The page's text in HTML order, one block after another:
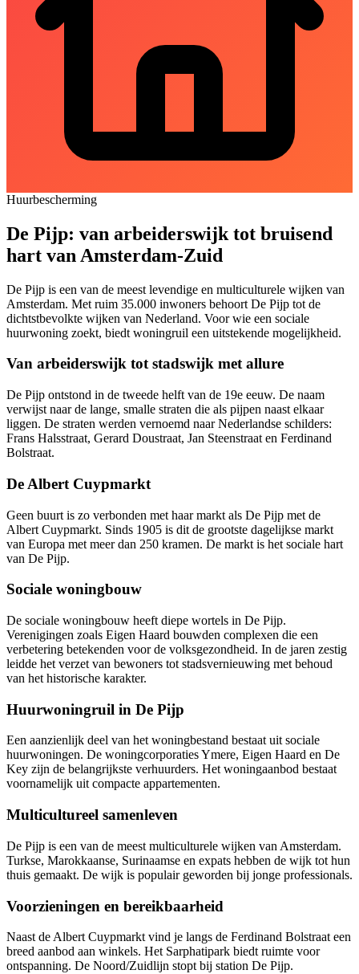
Huurbescherming
De Pijp: van arbeiderswijk tot bruisend
hart van Amsterdam-Zuid
De Pijp is een van de meest levendige en multiculturele wijken van
Amsterdam. Met ruim 35.000 inwoners behoort De Pijp tot de
dichtstbevolkte wijken van Nederland. Voor wie een sociale
huurwoning zoekt, biedt woningruil een uitstekende mogelijkheid.
Van arbeiderswijk tot stadswijk met allure
De Pijp ontstond in de tweede helft van de 19e eeuw. De naam
verwijst naar de lange, smalle straten die als pijpen naast elkaar
liggen. De straten werden vernoemd naar Nederlandse schilders:
Frans Halsstraat, Gerard Doustraat, Jan Steenstraat en Ferdinand
Bolstraat.
De Albert Cuypmarkt
Geen buurt is zo verbonden met haar markt als De Pijp met de
Albert Cuypmarkt. Sinds 1905 is dit de grootste dagelijkse markt
van Europa met meer dan 250 kramen. De markt is het sociale hart
van De Pijp.
Sociale woningbouw
De sociale woningbouw heeft diepe wortels in De Pijp.
Verenigingen zoals Eigen Haard bouwden complexen die een
verbetering betekenden voor de volksgezondheid. In de jaren zestig
leidde het verzet van bewoners tot stadsvernieuwing met behoud
van het historische karakter.
Huurwoningruil in De Pijp
Een aanzienlijk deel van het woningbestand bestaat uit sociale
huurwoningen. De woningcorporatiesYmere, Eigen Haard en De
Key zijn de belangrijkste verhuurders. Het woningaanbod bestaat
voornamelijk uit compacte appartementen.
Multicultureel samenleven
De Pijp is een van de meest multiculturele wijken van Amsterdam.
Turkse, Marokkaanse, Surinaamse en expats hebben de wijk tot hun
thuis gemaakt. De wijk is populair geworden bij jonge professionals.
Voorzieningen en bereikbaarheid
Naast de Albert Cuypmarkt vind je langs de Ferdinand Bolstraat een
breed aanbod aan winkels. Het Sarphatipark biedt ruimte voor
ontspanning. De Noord/Zuidlijn stopt bij station De Pijp.